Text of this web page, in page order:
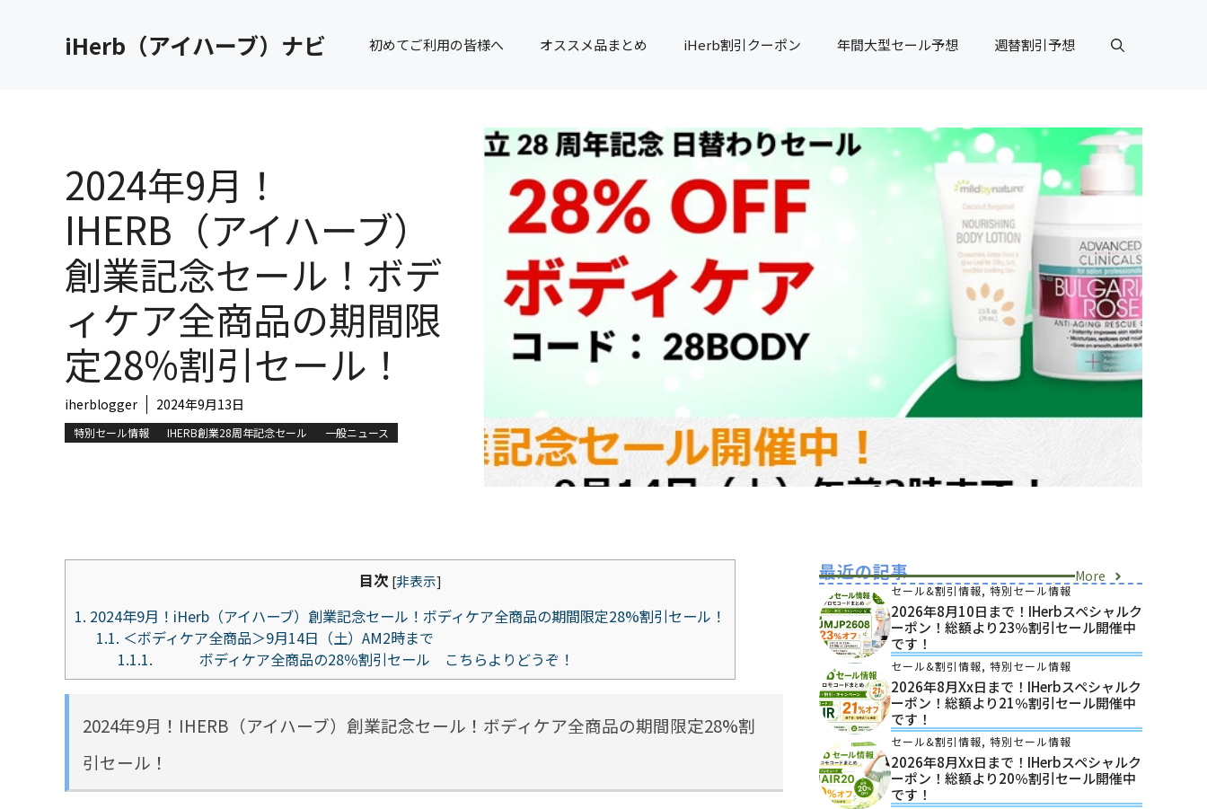
iHerb（アイハーブ）ナビ 初めてご利用の皆様へ オススメ品まとめ iHerb割引クーポン 年間大型セール予想 週替割引予想
2024年9月！
IHERB（アイハーブ）
創業記念セール！ボデ
ィケア全商品の期間限
定28%割引セール！
iherblogger 2024年9月13日
特別セール情報 IHERB創業28周年記念セール 一般ニュース
目次 [非表示]
1. 2024年9月！iHerb（アイハーブ）創業記念セール！ボディケア全商品の期間限定28%割引セール！
1.1. ＜ボディケア全商品＞9月14日（土）AM2時まで
1.1.1. ボディケア全商品の28％割引セール こちらよりどうぞ！
2024年9月！IHERB（アイハーブ）創業記念セール！ボディケア全商品の期間限定28%割
引セール！
最近の記事 More
セール&割引情報, 特別セール情報
2026年8月10日まで！iHerbスペシャルク
ーポン！総額より23％割引セール開催中
です！
セール&割引情報, 特別セール情報
2026年8月xx日まで！iHerbスペシャルク
ーポン！総額より21％割引セール開催中
です！
セール&割引情報, 特別セール情報
2026年8月xx日まで！iHerbスペシャルク
ーポン！総額より20％割引セール開催中
です！